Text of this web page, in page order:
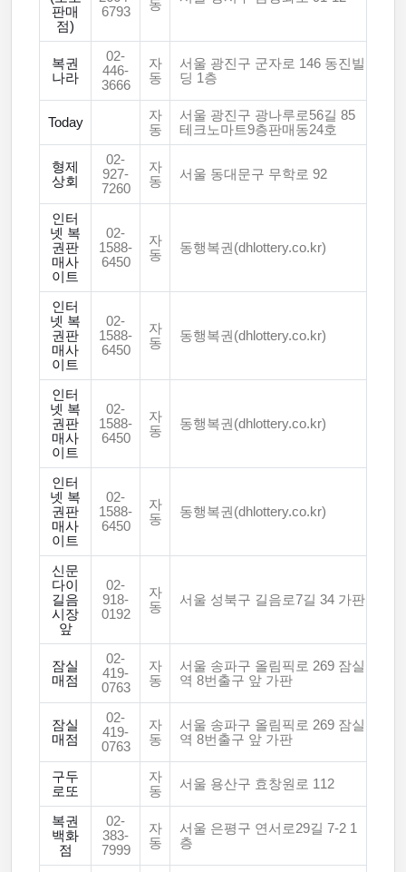
판매
점)
6793
동
복권
나라
02-
446-
3666
자
동
서울 광진구 군자로 146 동진빌
딩 1층
Today
자
동
서울 광진구 광나루로56길 85
테크노마트9층판매동24호
형제
상회
02-
927-
7260
자
동
서울 동대문구 무학로 92
인터
넷 복
권판
매사
이트
02-
1588-
6450
자
동
동행복권(dhlottery.co.kr)
인터
넷 복
권판
매사
이트
02-
1588-
6450
자
동
동행복권(dhlottery.co.kr)
인터
넷 복
권판
매사
이트
02-
1588-
6450
자
동
동행복권(dhlottery.co.kr)
인터
넷 복
권판
매사
이트
02-
1588-
6450
자
동
동행복권(dhlottery.co.kr)
신문
다이
길음
시장
앞
02-
918-
0192
자
동
서울 성북구 길음로7길 34 가판
잠실
매점
02-
419-
0763
자
동
서울 송파구 올림픽로 269 잠실
역 8번출구 앞 가판
잠실
매점
02-
419-
0763
자
동
서울 송파구 올림픽로 269 잠실
역 8번출구 앞 가판
구두
로또
자
동
서울 용산구 효창원로 112
복권
백화
점
02-
383-
7999
자
동
서울 은평구 연서로29길 7-2 1
층